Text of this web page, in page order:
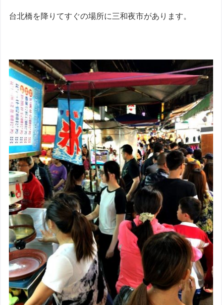
台北橋を降りてすぐの場所に三和夜市があります。